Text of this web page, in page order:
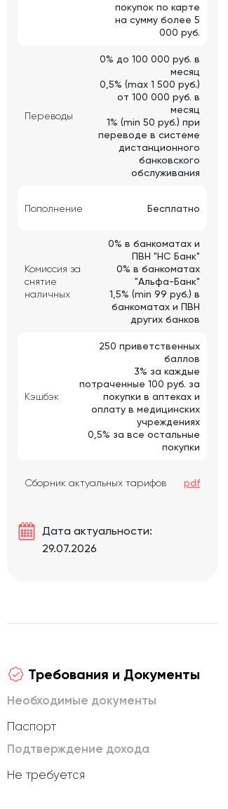
покупок по карте
на сумму более 5
000 руб.
Переводы
0% до 100 000 руб. в
месяц
0,5% (max 1 500 руб.)
от 100 000 руб. в
месяц
1% (min 50 руб.) при
переводе в системе
дистанционного
банковского
обслуживания
Пополнение Бесплатно
Комиссия за
снятие
наличных
0% в банкоматах и
ПВН "НС Банк"
0% в банкоматах
"Альфа-Банк"
1,5% (min 99 руб.) в
банкоматах и ПВН
других банков
Кэшбэк
250 приветственных
баллов
3% за каждые
потраченные 100 руб. за
покупки в аптеках и
оплату в медицинских
учреждениях
0,5% за все остальные
покупки
Сборник актуальных тарифов pdf
Дата актуальности:
29.07.2026
Требования и Документы
Необходимые документы
Паспорт
Подтверждение дохода
Не требуется